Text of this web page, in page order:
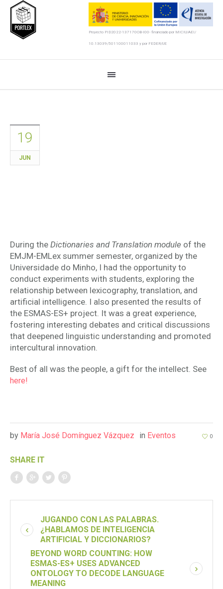
Proyecto PID2022-137170OB-I00- financiado por MICIU/AEI/
10.13039/501100011033 y por FEDER/UE
19
JUN
During the Dictionaries and Translation module of the
EMJM-EMLex summer semester, organized by the
Universidade do Minho, I had the opportunity to
conduct experiments with students, exploring the
relationship between lexicography, translation, and
artificial intelligence. I also presented the results of
the ESMAS-ES+ project. It was a great experience,
fostering interesting debates and critical discussions
that deepened linguistic understanding and promoted
intercultural innovation.
Best of all was the people, a gift for the intellect. See
here!
0
by María José Domínguez Vázquez in Eventos
SHARE IT
JUGANDO CON LAS PALABRAS.
¿HABLAMOS DE INTELIGENCIA
ARTIFICIAL Y DICCIONARIOS?
BEYOND WORD COUNTING: HOW
ESMAS-ES+ USES ADVANCED
ONTOLOGY TO DECODE LANGUAGE
MEANING